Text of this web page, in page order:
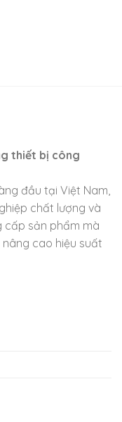
thiết bị công
đầu tại Việt Nam,
chất lượng và
cấp sản phẩm mà
cao hiệu suất